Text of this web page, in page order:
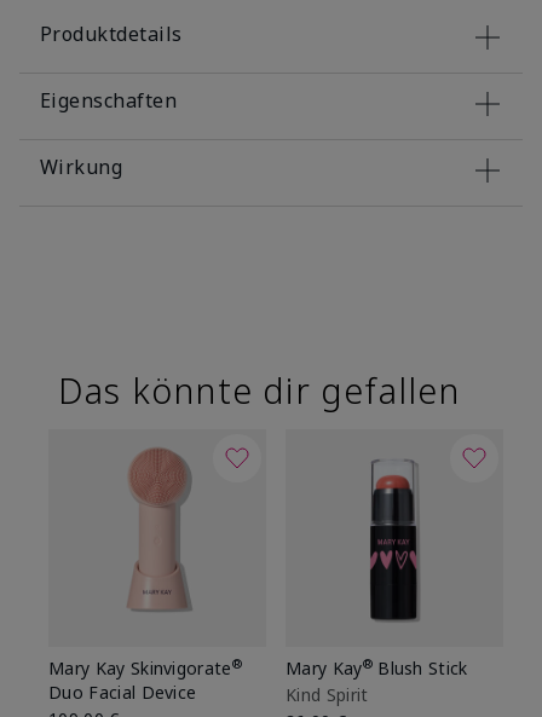
Produktdetails
Eigenschaften
Wirkung
Das könnte dir gefallen
Mary Kay Skinvigorate®
Duo Facial Device
Mary Kay®Blush Stick
Kind Spirit